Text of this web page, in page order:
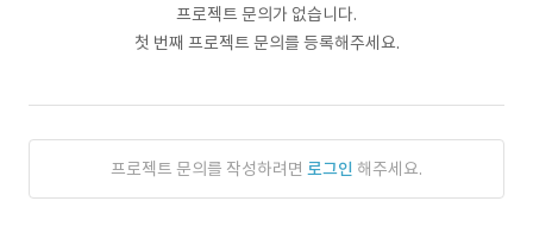
프로젝트 문의가 없습니다.
첫 번째 프로젝트 문의를 등록해주세요.
프로젝트 문의를 작성하려면 로그인 해주세요.